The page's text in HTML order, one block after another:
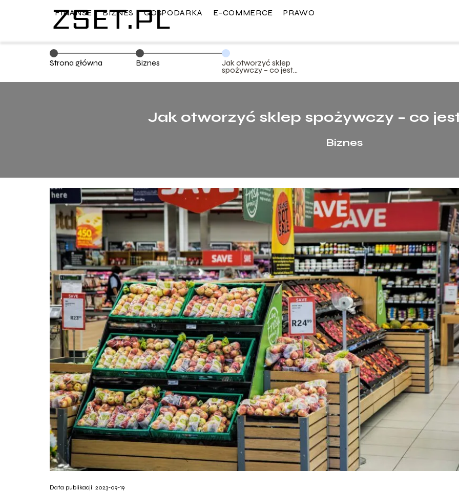
FINANSE BIZNES GOSPODARKA E-COMMERCE PRAWO
Strona główna Biznes Jak otworzyć sklep
spożywczy – co jest
kluczowe
Jak otworzyć sklep spożywczy – co
Biznes
Data publikacji: 2023-09-19